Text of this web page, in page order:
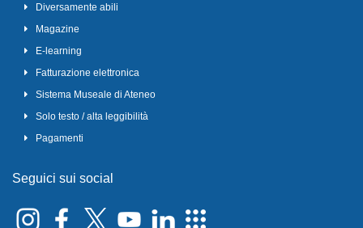
Diversamente abili
Magazine
E-learning
Fatturazione elettronica
Sistema Museale di Ateneo
Solo testo / alta leggibilità
Pagamenti
Seguici sui social